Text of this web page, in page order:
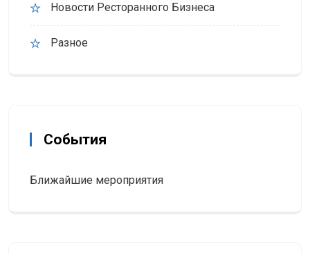
Новости Ресторанного Бизнеса
Разное
События
Ближайшие мероприятия